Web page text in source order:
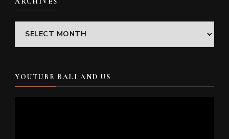
Archives
YOUTUBE BALI AND US